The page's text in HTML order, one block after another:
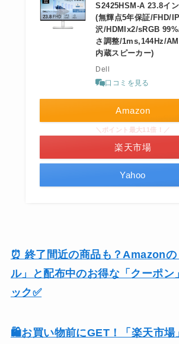
S2425HSM-A 23.8イ
(無輝点5年保証/FHD/
沢/HDMIx2/sRGB
さ調整/1ms,144Hz/
内蔵スピーカー)
Dell
口コミを見る
Amazon
＼ポイント最大11倍！／
楽天市場
Yahoo
⏰ 終了間近の商品も？Amazon
ル」と配布中のお得な「クーポン
ック✅
🛍️お買い物前にGET！「楽天市場